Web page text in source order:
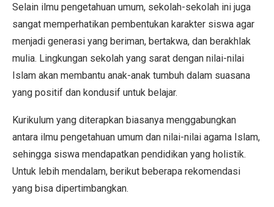
Selain ilmu pengetahuan umum, sekolah-sekolah ini juga
sangat memperhatikan pembentukan karakter siswa agar
menjadi generasi yang beriman, bertakwa, dan berakhlak
mulia. Lingkungan sekolah yang sarat dengan nilai-nilai
Islam akan membantu anak-anak tumbuh dalam suasana
yang positif dan kondusif untuk belajar.
Kurikulum yang diterapkan biasanya menggabungkan
antara ilmu pengetahuan umum dan nilai-nilai agama Islam,
sehingga siswa mendapatkan pendidikan yang holistik.
Untuk lebih mendalam, berikut beberapa rekomendasi
yang bisa dipertimbangkan.